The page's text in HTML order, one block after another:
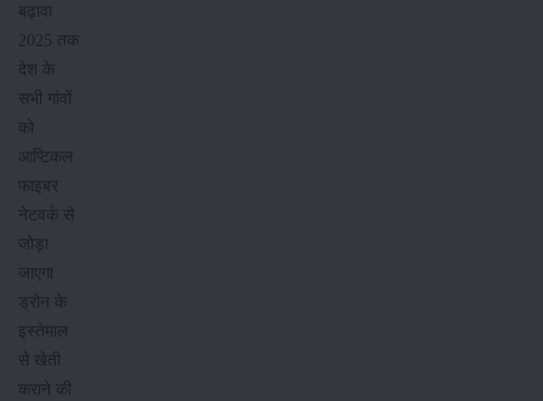
बढ़ावा
2025 तक
देश के
सभी गांवों
को
आप्टिकल
फाइबर
नेटवर्क से
जोड़ा
जाएगा
ड्रोन के
इस्तेमाल
से खेती
कराने की